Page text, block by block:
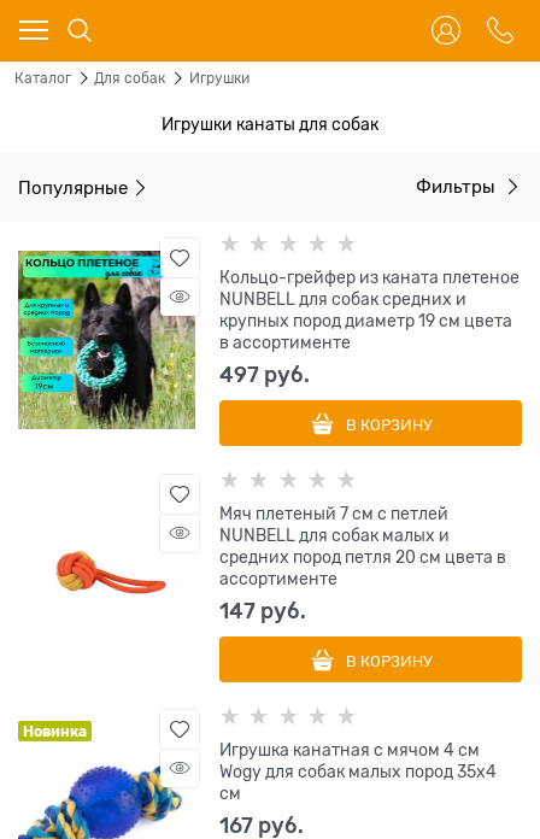
Каталог Для собак Игрушки
Игрушки канаты для собак
Популярные Фильтры
Кольцо-грейфер из каната плетеное
NUNBELL для собак средних и
крупных пород диаметр 19 см цвета
в ассортименте
497 руб.
В КОРЗИНУ
Мяч плетеный 7 см с петлей
NUNBELL для собак малых и
средних пород петля 20 см цвета в
ассортименте
147 руб.
В КОРЗИНУ
Новинка
Игрушка канатная с мячом 4 см
Wogy для собак малых пород 35х4
см
167 руб.